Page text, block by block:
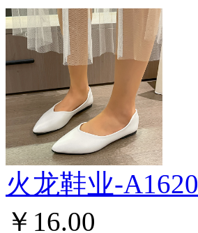
火龙鞋业-A1620
￥16.00